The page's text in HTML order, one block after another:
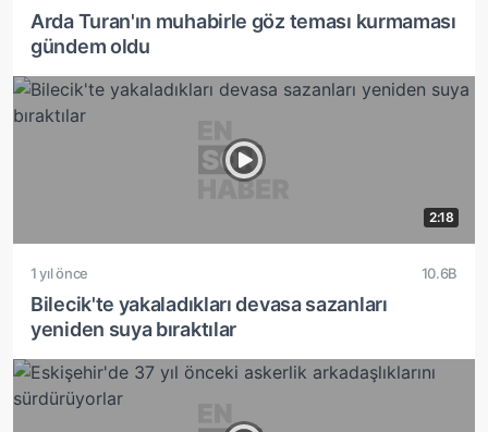
Arda Turan'ın muhabirle göz teması kurmaması
gündem oldu
2:18
1 yıl önce 10.6B
Bilecik'te yakaladıkları devasa sazanları
yeniden suya bıraktılar